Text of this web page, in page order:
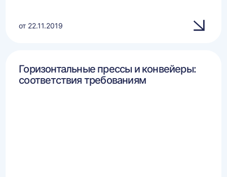
от 22.11.2019
Горизонтальные прессы и конвейеры:
соответствия требованиям